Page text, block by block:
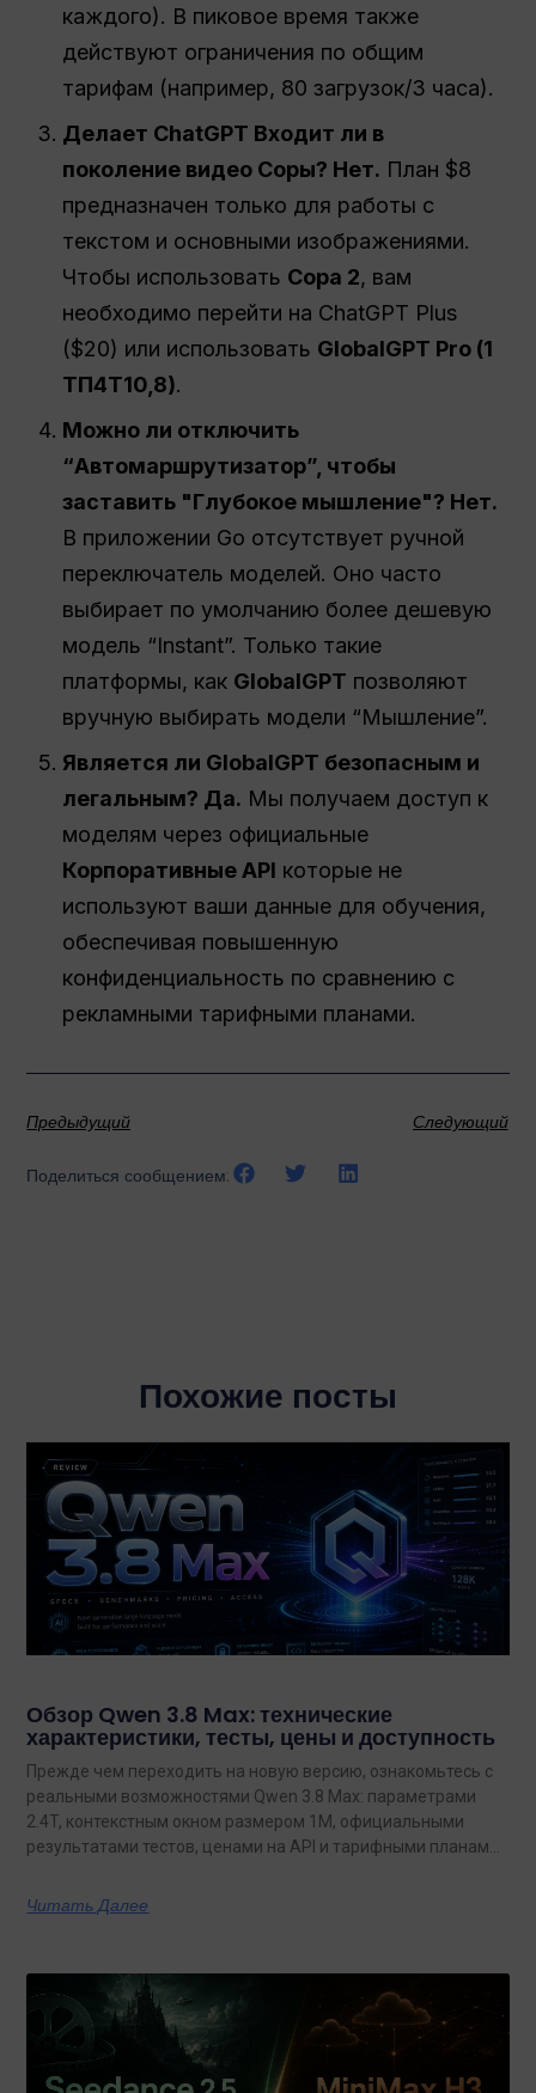
каждого). В пиковое время также
действуют ограничения по общим
тарифам (например, 80 загрузок/3 часа).
Делает ChatGPT Входит ли в
поколение видео Соры? Нет. План $8
предназначен только для работы с
текстом и основными изображениями.
Чтобы использовать Сора 2, вам
необходимо перейти на ChatGPT Plus
($20) или использовать GlobalGPT Pro (1
ТП4Т10,8).
Можно ли отключить
“Автомаршрутизатор”, чтобы
заставить "Глубокое мышление"? Нет.
В приложении Go отсутствует ручной
переключатель моделей. Оно часто
выбирает по умолчанию более дешевую
модель “Instant”. Только такие
платформы, как GlobalGPT позволяют
вручную выбирать модели “Мышление”.
Является ли GlobalGPT безопасным и
легальным? Да. Мы получаем доступ к
моделям через официальные
Корпоративные API которые не
используют ваши данные для обучения,
обеспечивая повышенную
конфиденциальность по сравнению с
рекламными тарифными планами.
Предыдущий Следующий
Поделиться сообщением:
Похожие посты
Обзор Qwen 3.8 Max: технические
характеристики, тесты, цены и доступность
Прежде чем переходить на новую версию, ознакомьтесь с
реальными возможностями Qwen 3.8 Max: параметрами
2.4T, контекстным окном размером 1M, официальными
результатами тестов, ценами на API и тарифными планами
Читать Далее